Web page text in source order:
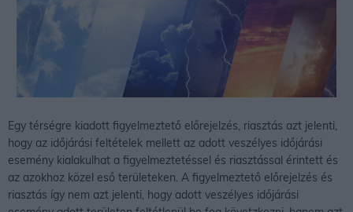
Egy térségre kiadott figyelmeztető előrejelzés, riasztás azt jelenti,
hogy az időjárási feltételek mellett az adott veszélyes időjárási
esemény kialakulhat a figyelmeztetéssel és riasztással érintett és
az azokhoz közel eső területeken. A figyelmeztető előrejelzés és
riasztás így nem azt jelenti, hogy adott veszélyes időjárási